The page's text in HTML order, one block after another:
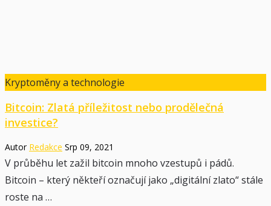
Kryptoměny a technologie
Bitcoin: Zlatá příležitost nebo prodělečná
investice?
Autor Redakce Srp 09, 2021
V průběhu let zažil bitcoin mnoho vzestupů i pádů.
Bitcoin – který někteří označují jako „digitální zlato“ stále
roste na …